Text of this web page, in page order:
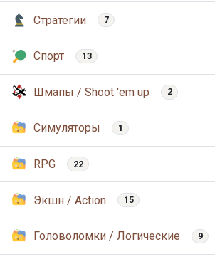
Стратегии 7
Спорт 13
Шмапы / Shoot 'em up 2
Симуляторы 1
RPG 22
Экшн / Action 15
Головоломки / Логические 9